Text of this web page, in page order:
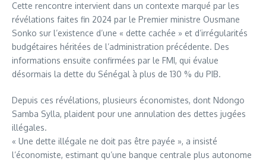
Cette rencontre intervient dans un contexte marqué par les
révélations faites fin 2024 par le Premier ministre Ousmane
Sonko sur l’existence d’une « dette cachée » et d’irrégularités
budgétaires héritées de l’administration précédente. Des
informations ensuite confirmées par le FMI, qui évalue
désormais la dette du Sénégal à plus de 130 % du PIB.
Depuis ces révélations, plusieurs économistes, dont Ndongo
Samba Sylla, plaident pour une annulation des dettes jugées
illégales.
« Une dette illégale ne doit pas être payée », a insisté
l’économiste, estimant qu’une banque centrale plus autonome